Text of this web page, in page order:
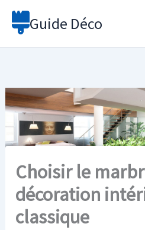
Aller
Guide Déco
Choisir le
décoration
classique